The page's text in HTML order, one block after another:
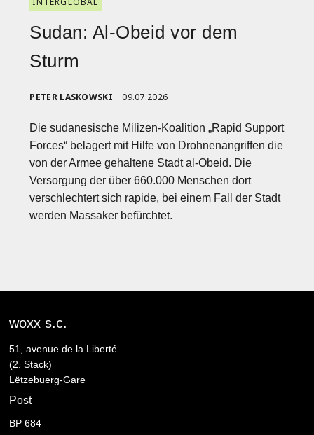
Sudan: Al-Obeid vor dem
Sturm
PETER LASKOWSKI 09.07.2026
Die sudanesische Milizen-Koalition „Rapid Support
Forces“ belagert mit Hilfe von Drohnenangriffen die
von der Armee gehaltene Stadt al-Obeid. Die
Versorgung der über 660.000 Menschen dort
verschlechtert sich rapide, bei einem Fall der Stadt
werden Massaker befürchtet.
woxx s.c.
51, avenue de la Liberté
(2. Stack)
Lëtzebuerg-Gare
Post
BP 684